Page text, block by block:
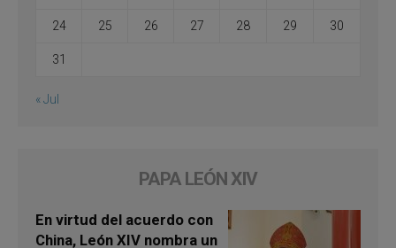
24 25 26 27 28 29 30
31
« Jul
PAPA LEÓN XIV
En virtud del acuerdo con
China, León XIV nombra un